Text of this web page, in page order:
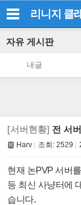
리니지 클
자유 게시판
내글
[서버현황] 전 서
Harv 조회: 2529
현재 논PVP 서버
등 최신 사냥터에
습니다.